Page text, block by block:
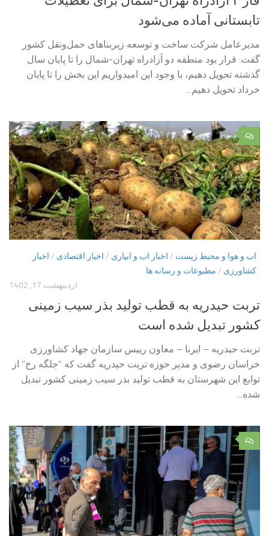
تابستانی آماده می‌شود
مدیرعامل شرکت ساخت و توسعه زیربناهای حمل‌ونقل کشور
گفت: قرار بود منطقه دو آزادراه تهران-شمال را تا پایان سال
گذشته تحویل دهیم، با وجود این امیدواریم این بخش را تا پایان
خرداد تحویل دهیم...
۰
اب و هوا و محیط زیست / اخبار اب و ابیاری / اخبار اقتصادی / اخبار
کشاورزی / مطبوعات و رسانه ها
اردیبهشت 17, 1402
تربت حیدریه به قطب تولید بذر سیب زمینی
کشور تبدیل شده است
تربت حیدریه – ایرنا – معاون رییس سازمان جهاد کشاورزی
خراسان رضوی و مدیر حوزه تربت حیدریه گفت که “جلگه رخ” از
توابع این شهرستان به قطب تولید بذر سیب زمینی کشور تبدیل
شده...
۰